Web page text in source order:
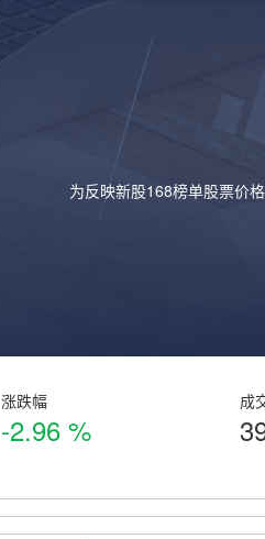
为反映新股168榜单股票价
涨跌幅
-2.96 %
成